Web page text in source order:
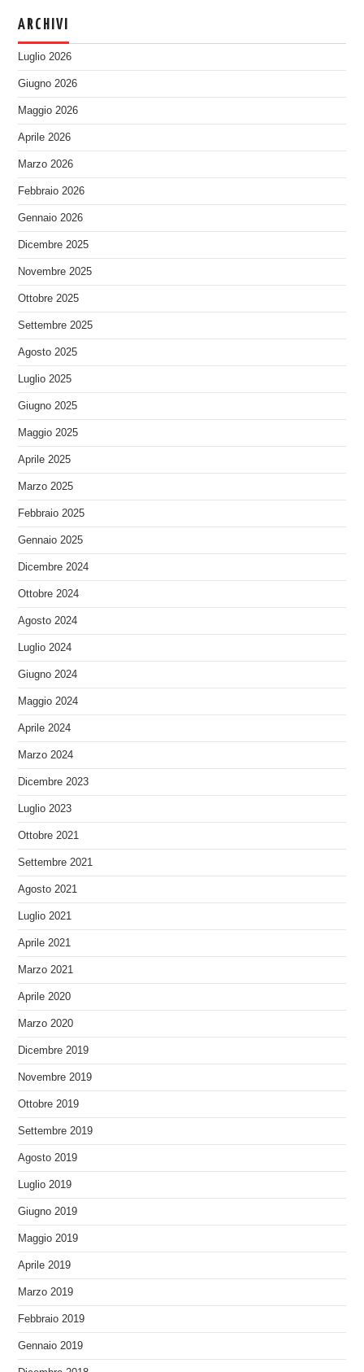
ARCHIVI
Luglio 2026
Giugno 2026
Maggio 2026
Aprile 2026
Marzo 2026
Febbraio 2026
Gennaio 2026
Dicembre 2025
Novembre 2025
Ottobre 2025
Settembre 2025
Agosto 2025
Luglio 2025
Giugno 2025
Maggio 2025
Aprile 2025
Marzo 2025
Febbraio 2025
Gennaio 2025
Dicembre 2024
Ottobre 2024
Agosto 2024
Luglio 2024
Giugno 2024
Maggio 2024
Aprile 2024
Marzo 2024
Dicembre 2023
Luglio 2023
Ottobre 2021
Settembre 2021
Agosto 2021
Luglio 2021
Aprile 2021
Marzo 2021
Aprile 2020
Marzo 2020
Dicembre 2019
Novembre 2019
Ottobre 2019
Settembre 2019
Agosto 2019
Luglio 2019
Giugno 2019
Maggio 2019
Aprile 2019
Marzo 2019
Febbraio 2019
Gennaio 2019